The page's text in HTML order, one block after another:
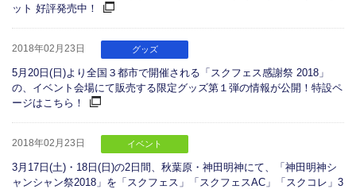
ット 好評発売中！
2018年02月23日 グッズ
5月20日(日)より全国３都市で開催される「スクフェス感謝祭 2018」
の、イベント会場にて販売する限定グッズ第１弾の情報が公開！特設ペ
ージはこちら！
2018年02月23日 イベント
3月17日(土)・18日(日)の2日間、秋葉原・神田明神にて、「神田明神シ
ャンシャン祭2018」を「スクフェス」「スクフェスAC」「スクコレ」3